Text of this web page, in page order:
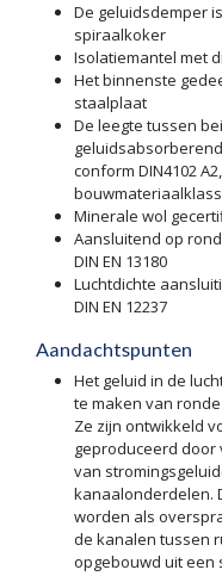
De geluidsdemper
spiraalkoker
Isolatiemantel met
Het binnenste
staalplaat
De leegte tussen
conform DIN4102
Minerale wol
Aansluitend op
DIN EN 13180
Luchtdichte
DIN EN 12237
Aandachtspunten
Het geluid in de
te maken van
Ze zijn ontwikkeld
geproduceerd
van
kanaalonderdelen.
worden als
de kanalen tussen
opgebouwd uit een